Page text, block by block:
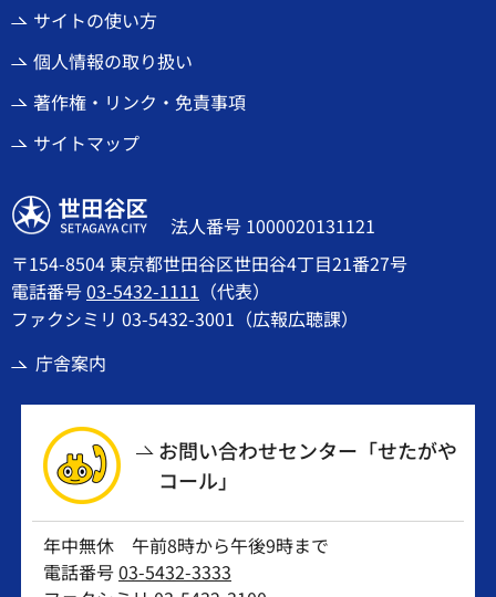
サイトの使い方
個人情報の取り扱い
著作権・リンク・免責事項
サイトマップ
世田谷区
法人番号 1000020131121
〒154-8504 東京都世田谷区世田谷4丁目21番27号
電話番号03-5432-1111 （代表）
ファクシミリ 03-5432-3001（広報広聴課）
庁舎案内
お問い合わせセンター「せたがや
コール」
年中無休 午前8時から午後9時まで
電話番号03-5432-3333